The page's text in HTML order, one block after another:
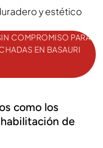
y estético
COMPROMISO PARA
EN BASAURI
como los
de